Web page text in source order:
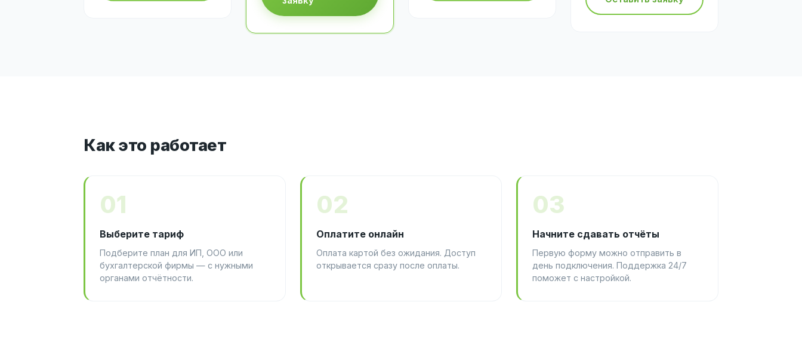
Как это работает
01
Выберите тариф
Подберите план для ИП, ООО или
бухгалтерской фирмы — с нужными
органами отчётности.
02
Оплатите онлайн
Оплата картой без ожидания. Доступ
открывается сразу после оплаты.
03
Начните сдавать отчёты
Первую форму можно отправить в
день подключения. Поддержка 24/7
поможет с настройкой.